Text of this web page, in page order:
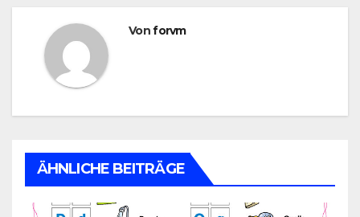
Vonforvm
ÄHNLICHE BEITRÄGE